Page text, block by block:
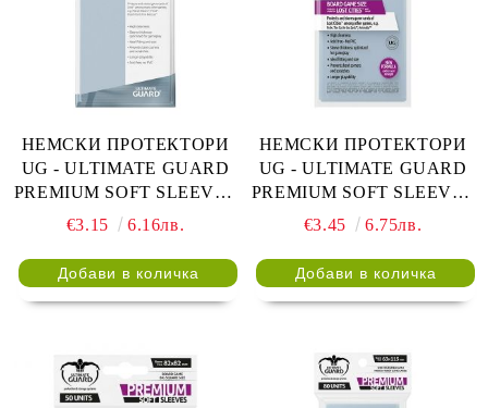
НЕМСКИ ПРОТЕКТОРИ
UG - ULTIMATE GUARD
PREMIUM SOFT SLEEVES
DIXIT 81x122 - 90 БР.
€3.15 6.16лв.
НЕМСКИ ПРОТЕКТОРИ
UG - ULTIMATE GUARD
PREMIUM SOFT SLEEVES
LOST CITIES 72x112 - 60
€3.45 6.75лв.